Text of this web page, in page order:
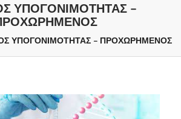
ΥΠΟΓΟΝΙΜΟΤΗΤΑΣ –
ΥΠΟΓΟΝΙΜΟΤΗΤΑΣ – ΠΡΟΧΩΡΗΜΕΝΟΣ